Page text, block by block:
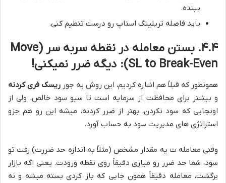
ببنده.
باید فاصله تریلینگ استاپ رو درست تنظیم کنی.
۴.۴. بستن معامله در نقطه سربه سر (Move
SL to Break-Even): دیگه ضرر نمیکنی!
همونطور که قبلاً هم اشاره کردیم، این روش یه جور ریسک فری کردنه
و بیشتر برای محافظت از سرمایه است تا سیو سود خالص. ولی از
اونجایی که سود نکردن، بهتر از ضرر کردنه، میشه این رو هم جزو
استراتژی های مدیریت سود به حساب آورد.
وقتی معامله ت یه مقدار مشخص (مثلاً به اندازه حد ضررت) رفت تو
سود، شما حد ضرر رو میاری دقیقاً روی نقطه ورودت. یعنی اگه بازار
برگشت، معامله دقیقاً همون جایی که باز کردی بسته میشه و نه